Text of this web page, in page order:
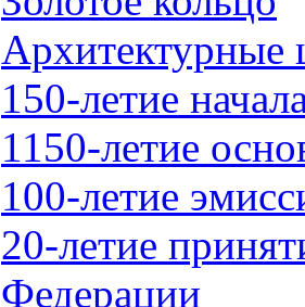
Архитектурные
150-летие
1150-летие
100-летие
20-летие
Федерации